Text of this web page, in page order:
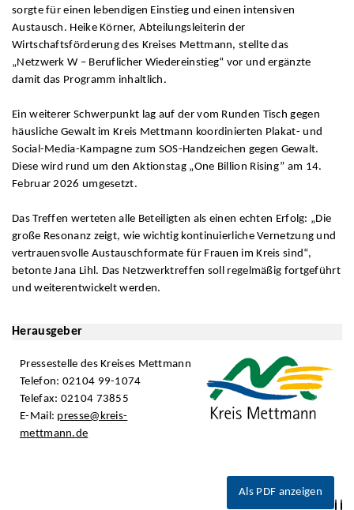
sorgte für einen lebendigen Einstieg und einen intensiven
Austausch. Heike Körner, Abteilungsleiterin der
Wirtschaftsförderung des Kreises Mettmann, stellte das
„Netzwerk W – Beruflicher Wiedereinstieg“ vor und ergänzte
damit das Programm inhaltlich.
Ein weiterer Schwerpunkt lag auf der vom Runden Tisch gegen
häusliche Gewalt im Kreis Mettmann koordinierten Plakat- und
Social-Media-Kampagne zum SOS-Handzeichen gegen Gewalt.
Diese wird rund um den Aktionstag „One Billion Rising” am 14.
Februar 2026 umgesetzt.
Das Treffen werteten alle Beteiligten als einen echten Erfolg: „Die
große Resonanz zeigt, wie wichtig kontinuierliche Vernetzung und
vertrauensvolle Austauschformate für Frauen im Kreis sind“,
betonte Jana Lihl. Das Netzwerktreffen soll regelmäßig fortgeführt
und weiterentwickelt werden.
Herausgeber
Pressestelle des Kreises Mettmann
Telefon: 02104 99-1074
Telefax: 02104 73855
E-Mail: presse@kreis-
mettmann.de
Als PDF anzeigen